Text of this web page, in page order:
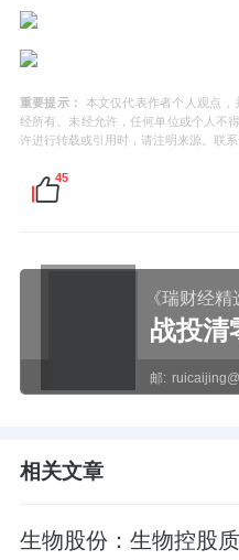
重要提示：
本文仅代表作者个人观点
经所有。未经允许，任何单位或个人不
许进行转载或引用时，请注明来源。联
45
《瑞财经精
战投清
邮:
相关文章
生物股份：生物控股